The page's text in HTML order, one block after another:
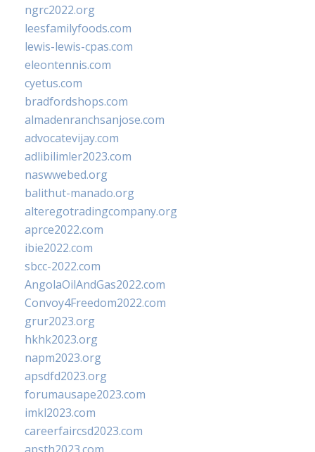
ngrc2022.org
leesfamilyfoods.com
lewis-lewis-cpas.com
eleontennis.com
cyetus.com
bradfordshops.com
almadenranchsanjose.com
advocatevijay.com
adlibilimler2023.com
naswwebed.org
balithut-manado.org
alteregotradingcompany.org
aprce2022.com
ibie2022.com
sbcc-2022.com
AngolaOilAndGas2022.com
Convoy4Freedom2022.com
grur2023.org
hkhk2023.org
napm2023.org
apsdfd2023.org
forumausape2023.com
imkl2023.com
careerfaircsd2023.com